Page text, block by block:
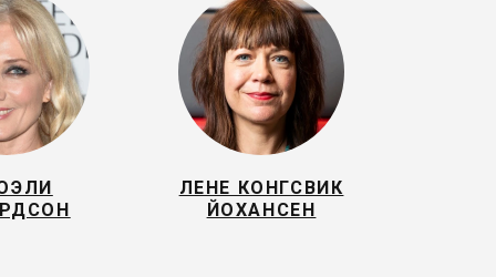
ЛЕНЕ КОНГСВИК
ЙОХАНСЕН